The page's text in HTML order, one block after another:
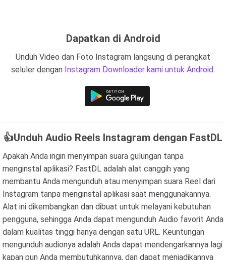
Dapatkan di Android
Unduh Video dan Foto Instagram langsung di perangkat
seluler dengan Instagram Downloader kami untuk Android.
👍Unduh Audio Reels Instagram dengan FastDL
Apakah Anda ingin menyimpan suara gulungan tanpa
menginstal aplikasi? FastDL adalah alat canggih yang
membantu Anda mengunduh atau menyimpan suara Reel dari
Instagram tanpa menginstal aplikasi saat menggunakannya.
Alat ini dikembangkan dan dibuat untuk melayani kebutuhan
pengguna, sehingga Anda dapat mengunduh Audio favorit Anda
dalam kualitas tinggi hanya dengan satu URL. Keuntungan
mengunduh audionya adalah Anda dapat mendengarkannya lagi
kapan pun Anda membutuhkannya, dan dapat menjadikannya